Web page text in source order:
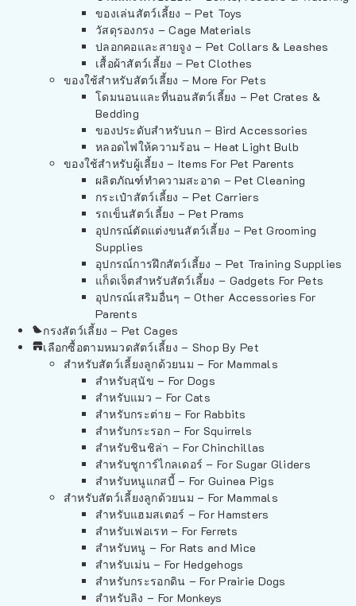
ของเล่นสัตว์เลี้ยง – Pet Toys
วัสดุรองกรง – Cage Materials
ปลอกคอและสายจูง – Pet Collars & Leashes
เสื้อผ้าสัตว์เลี้ยง – Pet Clothes
ของใช้สำหรับสัตว์เลี้ยง – More For Pets
โดมนอนและที่นอนสัตว์เลี้ยง – Pet Crates &
Bedding
ของประดับสำหรับนก – Bird Accessories
หลอดไฟให้ความร้อน – Heat Light Bulb
ของใช้สำหรับผู้เลี้ยง – Items For Pet Parents
ผลิตภัณฑ์ทำความสะอาด – Pet Cleaning
กระเป๋าสัตว์เลี้ยง – Pet Carriers
รถเข็นสัตว์เลี้ยง – Pet Prams
อุปกรณ์ตัดแต่งขนสัตว์เลี้ยง – Pet Grooming
Supplies
อุปกรณ์การฝึกสัตว์เลี้ยง – Pet Training Supplies
แก็ดเจ็ตสำหรับสัตว์เลี้ยง – Gadgets For Pets
อุปกรณ์เสริมอื่นๆ – Other Accessories For
Parents
กรงสัตว์เลี้ยง – Pet Cages
เลือกซื้อตามหมวดสัตว์เลี้ยง – Shop By Pet
สำหรับสัตว์เลี้ยงลูกด้วยนม – For Mammals
สำหรับสุนัข – For Dogs
สำหรับแมว – For Cats
สำหรับกระต่าย – For Rabbits
สำหรับกระรอก – For Squirrels
สำหรับชินชิล่า – For Chinchillas
สำหรับชูการ์ไกลเดอร์ – For Sugar Gliders
สำหรับหนูแกสบี้ – For Guinea Pigs
สำหรับสัตว์เลี้ยงลูกด้วยนม – For Mammals
สำหรับแฮมสเตอร์ – For Hamsters
สำหรับเฟอเรท – For Ferrets
สำหรับหนู – For Rats and Mice
สำหรับเม่น – For Hedgehogs
สำหรับกระรอกดิน – For Prairie Dogs
สำหรับลิง – For Monkeys